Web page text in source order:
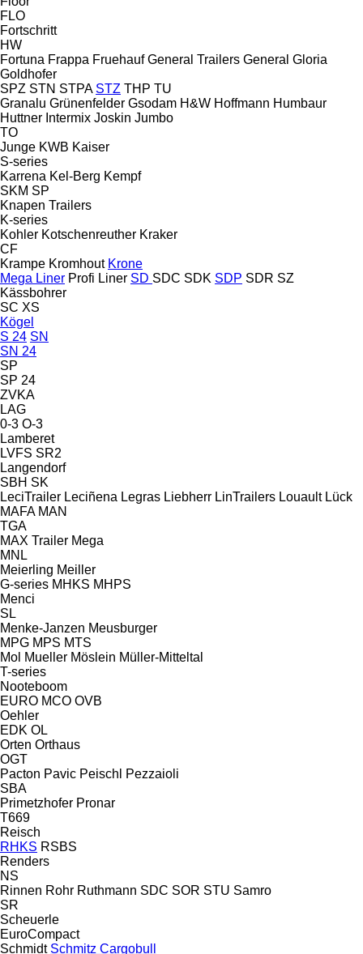
FLO
Fortschritt
HW
Fortuna Frappa Fruehauf General Trailers General Gloria
Goldhofer
SPZ STN STPA STZ THP TU
Granalu Grünenfelder Gsodam H&W Hoffmann Humbaur
Huttner Intermix Joskin Jumbo
TO
Junge KWB Kaiser
S-series
Karrena Kel-Berg Kempf
SKM SP
Knapen Trailers
K-series
Kohler Kotschenreuther Kraker
CF
Krampe Kromhout Krone
Mega Liner Profi Liner SD SDC SDK SDP SDR SZ
Kässbohrer
SC XS
Kögel
S 24 SN
SN 24
SP
SP 24
ZVKA
LAG
0-3 O-3
Lamberet
LVFS SR2
Langendorf
SBH SK
LeciTrailer Leciñena Legras Liebherr LinTrailers Louault Lück
MAFA MAN
TGA
MAX Trailer Mega
MNL
Meierling Meiller
G-series MHKS MHPS
Menci
SL
Menke-Janzen Meusburger
MPG MPS MTS
Mol Mueller Möslein Müller-Mitteltal
T-series
Nooteboom
EURO MCO OVB
Oehler
EDK OL
Orten Orthaus
OGT
Pacton Pavic Peischl
Pezzaioli
SBA
Primetzhofer Pronar
T669
Reisch
RHKS RSBS
Renders
NS
Rinnen Rohr Ruthmann SDC SOR STU Samro
SR
Scheuerle
EuroCompact
Schmidt Schmitz Cargobull